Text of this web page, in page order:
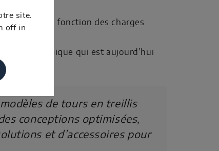
optimisé en fonction des charges
norme technique qui est aujourd’hui
de tours en treillis
conceptions optimisées,
et d’accessoires pour
site.
off in